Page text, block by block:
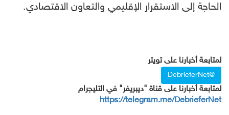
الحاجة إلى الاستقرار الإقليمي والتعاون الاقتصادي.
لمتابعة أخبارنا على تويتر
@DebrieferNet
لمتابعة أخبارنا على قناة "ديبريفر" في التليجرام
https://telegram.me/DebrieferNet